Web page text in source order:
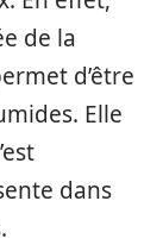
de la
d’être
Elle
dans